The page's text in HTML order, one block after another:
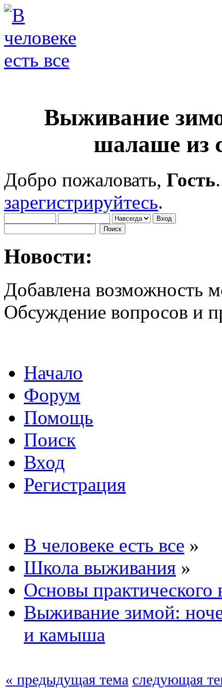
Выживание
шалаше из
Добро пожаловать, Гость
зарегистрируйтесь.
Новости:
Добавлена возможность
Обсуждение вопросов и
Начало
Форум
Помощь
Поиск
Вход
Регистрация
В человеке есть все »
Школа выживания »
Основы
Выживание зимой:
и камыша
« предыдущая тема следующая